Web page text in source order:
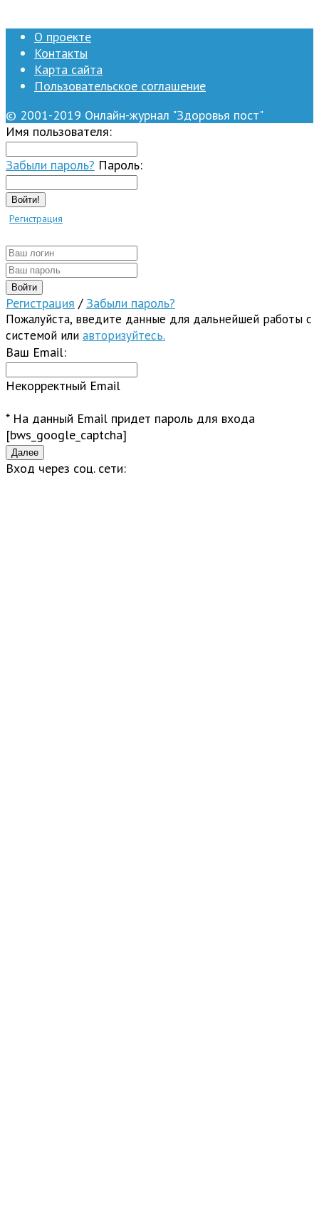
О проекте
Контакты
Карта сайта
Пользовательское соглашение
© 2001-2019 Онлайн-журнал "Здоровья пост"
Имя пользователя:
Забыли пароль? Пароль:
Войти!
Регистрация
Регистрация / Забыли пароль?
Пожалуйста, введите данные для дальнейшей работы с
системой или авторизуйтесь.
Ваш Email:
Некорректный Email
* На данный Email придет пароль для входа
[bws_google_captcha]
Вход через соц. сети: